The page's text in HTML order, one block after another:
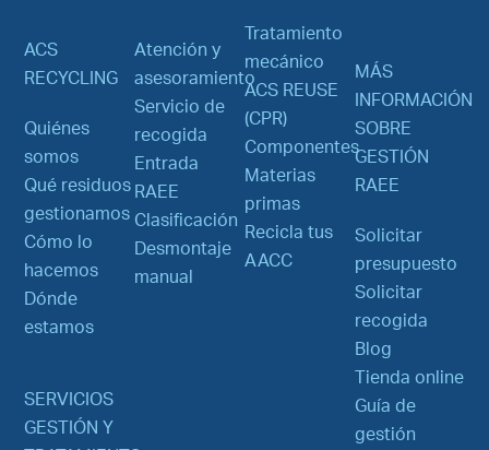
ACS
RECYCLING
Quiénes
somos
Qué residuos
gestionamos
Cómo lo
hacemos
Dónde
estamos
SERVICIOS
GESTIÓN Y
Atención y
asesoramiento
Servicio de
recogida
Entrada
RAEE
Clasificación
Desmontaje
manual
Tratamiento
mecánico
ACS REUSE
(CPR)
Componentes
Materias
primas
Recicla tus
AACC
MÁS
INFORMACIÓN
SOBRE
GESTIÓN
RAEE
Solicitar
presupuesto
Solicitar
recogida
Blog
Tienda online
Guía de
gestión